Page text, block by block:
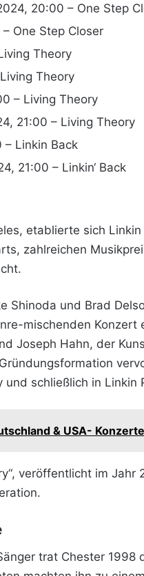
20:00 – One Step
One Step Closer
Theory
Theory
– Living Theory
21:00 – Living Theory
Linkin Back
21:00 – Linkin‘ Back
etablierte sich
zahlreichen
Shinoda und Brad
mischenden
Joseph Hahn, der
schließlich in
& USA-
veröffentlicht im
trat Chester 1998